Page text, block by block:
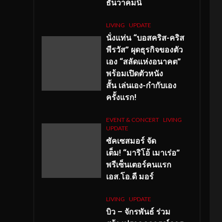
ธันวาคมนี้
LIVING UPDATE
นั่งแท่น “บอสคริส-คริส
พีรวัส” ผุดธุรกิจของตัว
เอง “สลัดแห่งอนาคต”
พร้อมเปิดตัวหนัง
สั้น เล่นเอง-กำกับเอง
ครั้งแรก!
EVENT & CONCERT LIVING
UPDATE
ซัคเซสมอร์ จัด
เต็ม! “มาริโอ้ เมาเร่อ”
พรีเซ็นเตอร์คนแรก
เอส.โอ.ดี มอร์
LIVING UPDATE
บิว – จักรพันธ์ ร่วม